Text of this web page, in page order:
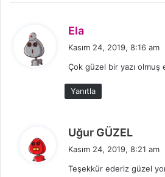
Ela
i
k
i
Kasım 24, 2019, 8:16 am
Çok güzel bir yazı olmuş
Yanıtla
Uğur GÜZEL
i
Kasım 24, 2019, 8:21 am
Teşekkür ederiz güzel